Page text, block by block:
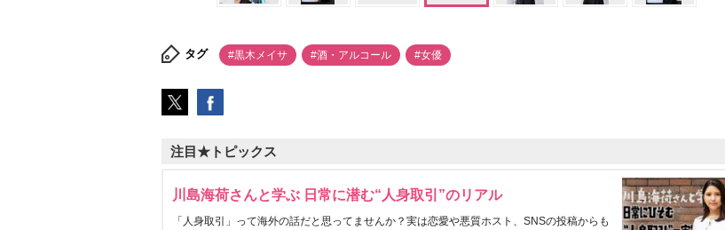
タグ #黒木メイサ #酒・アルコール #女優
注目★トピックス
川島海荷さんと学ぶ 日常に潜む“人身取引”のリアル
「人身取引」って海外の話だと思ってませんか？実は恋愛や悪質ホスト、SNSの投稿からも